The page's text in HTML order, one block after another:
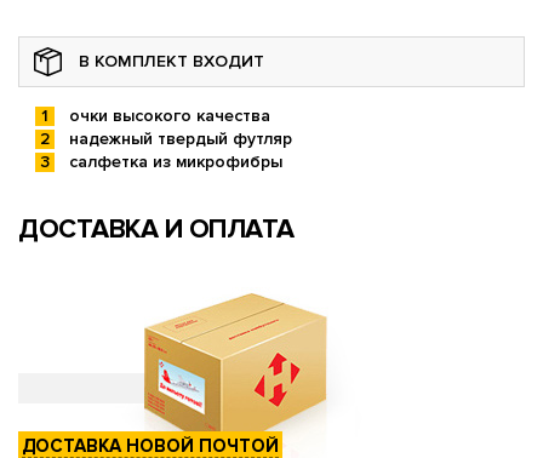
В КОМПЛЕКТ ВХОДИТ
очки высокого качества
надежный твердый футляр
салфетка из микрофибры
ДОСТАВКА И ОПЛАТА
ДОСТАВКА НОВОЙ ПОЧТОЙ